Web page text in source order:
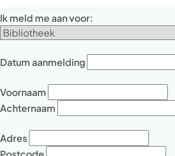
Ik meld me aan voor:
Datum aanmelding
Voornaam
Achternaam
Adres